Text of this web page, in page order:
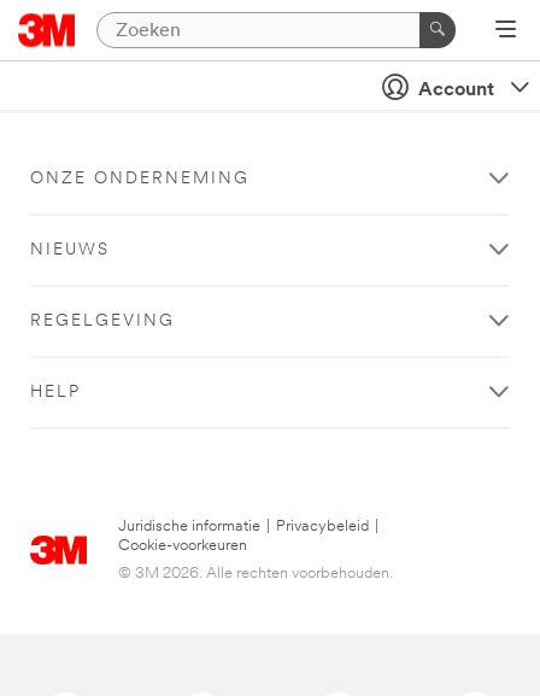
Account
ONZE ONDERNEMING
NIEUWS
REGELGEVING
HELP
Juridische informatie Privacybeleid
Cookie-voorkeuren
© 3M 2026. Alle rechten voorbehouden.